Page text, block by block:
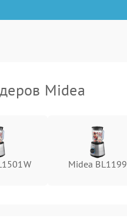
Midea
Midea BL1199